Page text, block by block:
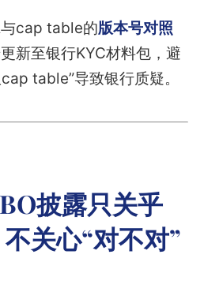
与cap table的版本号对照
新至银行KYC材料包，避
table”导致银行质疑。
披露只关乎
关心“对不对”